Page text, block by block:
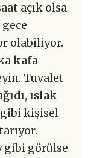
açık olsa
olabiliyor.
kafa
Tuvalet
, ıslak
gibi kişisel
gibi görülse